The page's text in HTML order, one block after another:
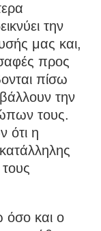
την
μας και,
σαφές προς
πίσω
την
τους.
ότι η
όσο και ο